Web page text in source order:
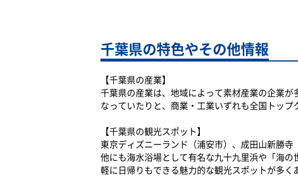
千葉県の特色やその他情報
【千葉県の産業】
千葉県の産業は、地域によって素材産業の企業
なっていたりと、商業・工業いずれも全国トップ
【千葉県の観光スポット】
東京ディズニーランド（浦安市）、成田山新勝
他にも海水浴場として有名な九十九里浜や「海
軽に日帰りもできる魅力的な観光スポットが多く